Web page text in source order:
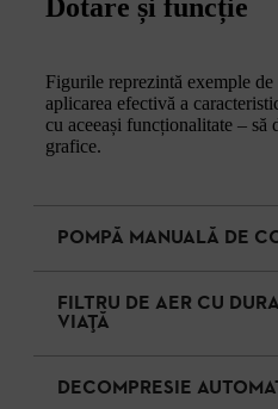
Dotare și funcție
Figurile reprezintă exemple
aplicarea efectivă a
cu aceeași funcționalitate – să
grafice.
POMPĂ MANUALĂ DE
FILTRU DE AER CU
VIAȚĂ
DECOMPRESIE